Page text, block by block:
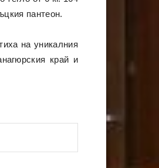
пантеон.
на уникалния
край и